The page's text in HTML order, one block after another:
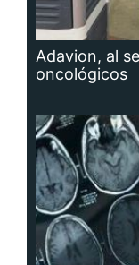
Adavion, al
oncológicos